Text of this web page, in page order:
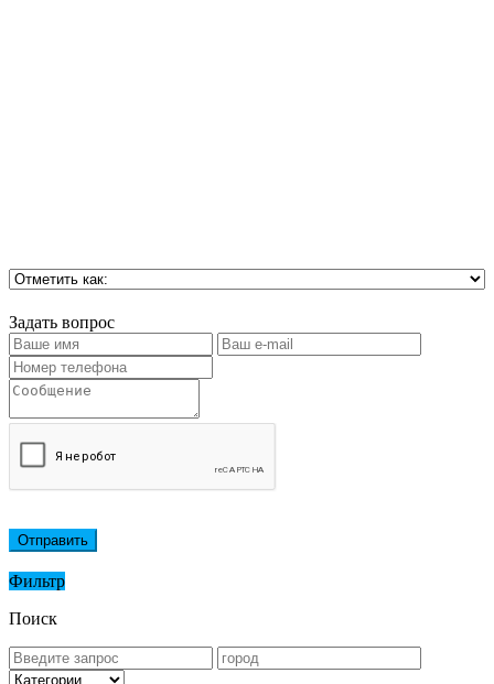
Задать вопрос
Отправить
Фильтр
Поиск